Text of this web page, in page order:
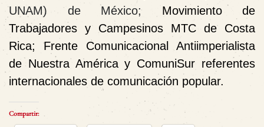
UNAM) de México; Movimiento de
Trabajadores y Campesinos MTC de Costa
Rica; Frente Comunicacional Antiimperialista
de Nuestra América y ComuniSur referentes
internacionales de comunicación popular.
Compartir: